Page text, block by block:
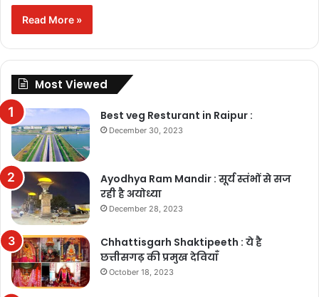
Read More »
Most Viewed
Best veg Resturant in Raipur :
December 30, 2023
Ayodhya Ram Mandir : सूर्य स्तंभों से सज
रही है अयोध्या
December 28, 2023
Chhattisgarh Shaktipeeth : ये है
छत्तीसगढ़ की प्रमुख देवियाँ
October 18, 2023